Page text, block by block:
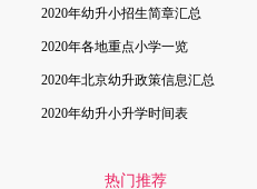
2020年幼升小招生简章汇总
2020年各地重点小学一览
2020年北京幼升政策信息汇总
2020年幼升小升学时间表
热门推荐